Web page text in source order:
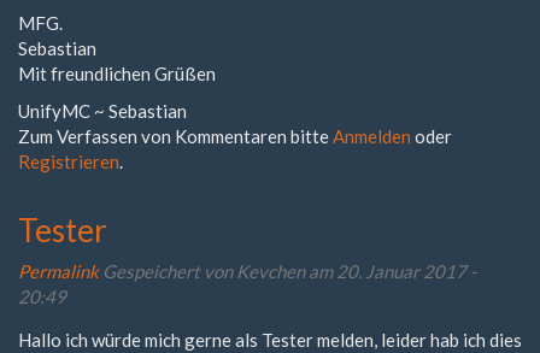
MFG.
Sebastian
Mit freundlichen Grüßen
UnifyMC ~ Sebastian
Zum Verfassen von Kommentaren bitteAnmelden oder
Registrieren.
Tester
Permalink Gespeichert von Kevchenam 20. Januar 2017 -
20:49
Hallo ich würde mich gerne als Tester melden, leider hab ich dies